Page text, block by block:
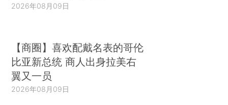
2026年08月09日
【商圈】喜欢配戴名表的哥伦
比亚新总统 商人出身拉美右
翼又一员
2026年08月09日